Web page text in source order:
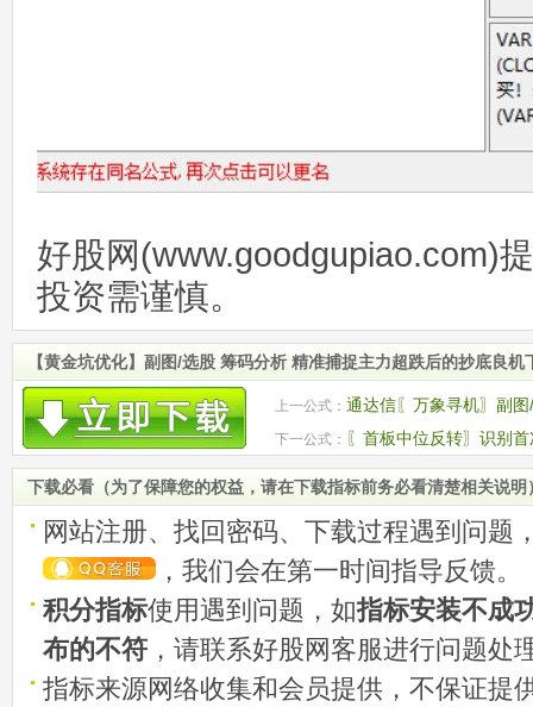
好股网(www.goodgupiao.com)
投资需谨慎。
【黄金坑优化】副图/选股 筹码分析 精准捕捉主力超跌后的抄底良机
上一公式： 通达信〖万象寻机〗副
势反转的信号!
下一公式： 〖首板中位反转〗识别
图/选股 源码
下载必看（为了保障您的权益，请在下载指标前务必看清楚相关说明
网站注册、找回密码、下载过程遇到问题
，我们会在第一时间指导反馈。
积分指标使用遇到问题，如指标安装不成
布的不符 ，请联系好股网客服进行问题处
指标来源网络收集和会员提供，不保证提